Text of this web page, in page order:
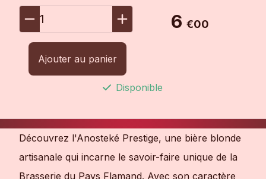
1 6 €00
Ajouter au panier
Disponible
Découvrez l'Anosteké Prestige, une bière blonde
artisanale qui incarne le savoir-faire unique de la
Brasserie du Pays Flamand. Avec son caractère